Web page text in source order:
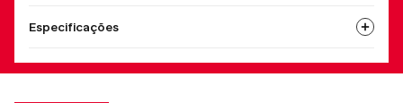
Especificações